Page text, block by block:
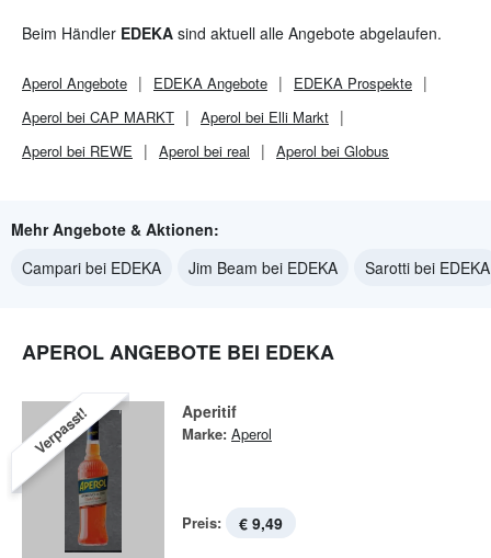
Beim Händler EDEKA sind aktuell alle Angebote abgelaufen.
Aperol Angebote EDEKA Angebote EDEKA Prospekte
Aperol bei CAP MARKT
Aperol bei Elli Markt
Aperol bei REWE
Aperol bei real Aperol bei Globus
Mehr Angebote & Aktionen:
Campari bei EDEKA
Jim Beam bei EDEKA Sarotti bei EDEKA
APEROL ANGEBOTE BEI EDEKA
Verpasst! Aperitif
Marke: Aperol
Preis: € 9,49